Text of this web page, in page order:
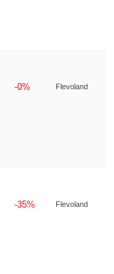
-0% Flevoland
-35% Flevoland